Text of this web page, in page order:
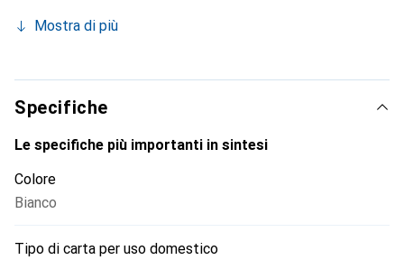
e offrono comfort e igiene ai tuoi ospiti.
Mostra di più
Specifiche
Le specifiche più importanti in sintesi
Colore
Bianco
Tipo di carta per uso domestico